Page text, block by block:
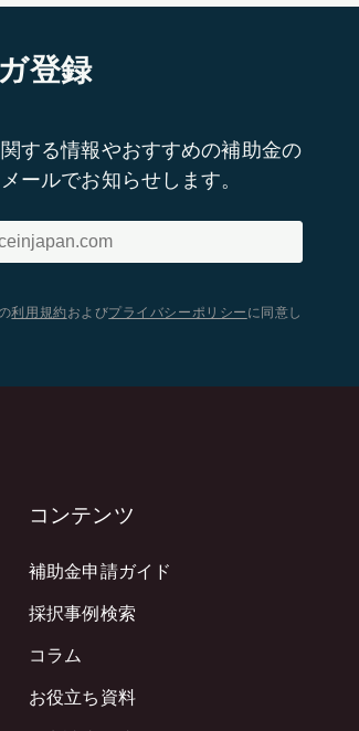
登録
する情報やおすすめの補助金の
ールでお知らせします。
利用規約 およびプライバシーポリシー に同意し
コンテンツ
補助金申請ガイド
採択事例検索
コラム
お役立ち資料